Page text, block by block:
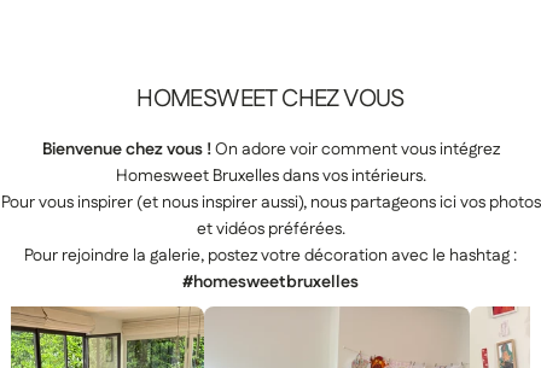
HOMESWEETCHEZVOUS
Bienvenue chez vous !On adore voir comment vous intégrez
Homesweet Bruxelles dans vos intérieurs.
Pour vous inspirer (et nous inspirer aussi), nous partageons ici vos photos
et vidéos préférées.
Pour rejoindre la galerie, postez votre décoration avec le hashtag :
#homesweetbruxelles